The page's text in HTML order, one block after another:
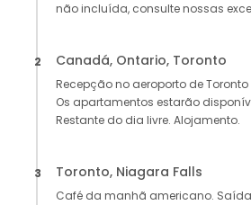
não incluída, consulte nossas
2 Canadá, Ontario, Toronto
Recepção no aeroporto de
Os apartamentos estarão
Restante do dia livre. Alojamento.
3 Toronto, Niagara Falls
Café da manhã americano.